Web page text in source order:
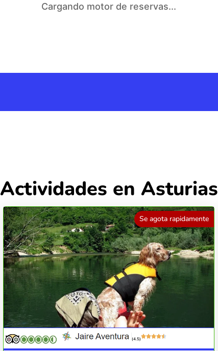
Cargando motor de reservas...
Actividades en Asturias
Se agota rapidamente
(4.5)